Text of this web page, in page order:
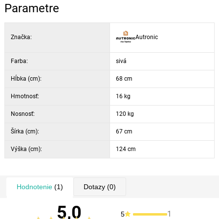
šírka podrúčiek: 8 cm
materiál: ekokoža + plast
Parametre
Značka: Autronic
Farba: sivá
Hĺbka (cm): 68 cm
Hmotnosť: 16 kg
Nosnosť: 120 kg
Šírka (cm): 67 cm
Výška (cm): 124 cm
Hodnotenie(1) Dotazy(0)
5,0 5 1